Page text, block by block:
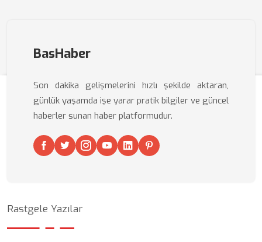
BasHaber
Son dakika gelişmelerini hızlı şekilde aktaran,
günlük yaşamda işe yarar pratik bilgiler ve güncel
haberler sunan haber platformudur.
Rastgele Yazılar